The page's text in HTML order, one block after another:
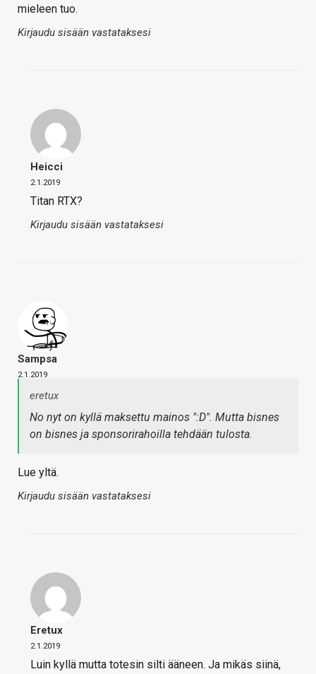
mieleen tuo.
Kirjaudu sisään vastataksesi
Heicci
2.1.2019
Titan RTX?
Kirjaudu sisään vastataksesi
Sampsa
2.1.2019
eretux
No nyt on kyllä maksettu mainos ":D". Mutta bisnes
on bisnes ja sponsorirahoilla tehdään tulosta.
Lue yltä.
Kirjaudu sisään vastataksesi
Eretux
2.1.2019
Luin kyllä mutta totesin silti ääneen. Ja mikäs siinä,